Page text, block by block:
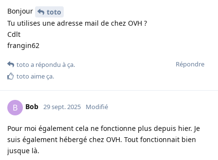
Bonjour
toto
Tu utilises une adresse mail de chez OVH ?
Cdlt
frangin62
Répondre
toto a répondu à ça.
toto aime ça.
B Bob 29 sept. 2025 Modifié
Pour moi également cela ne fonctionne plus depuis hier. Je
suis également hébergé chez OVH. Tout fonctionnait bien
jusque là.